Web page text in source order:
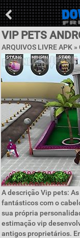
VIP PETS
ARQUIVOS LIVRE APK »
A descrição Vip pets:
fantásticos com o
sua própria
estimação vip
antigos proprietários.